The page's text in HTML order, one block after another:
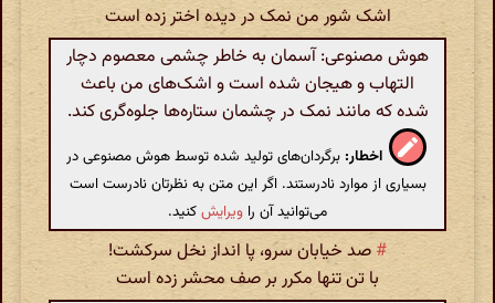
اشک شور من نمک در دیده اختر زده است
هوش مصنوعی: آسمان به خاطر چشمی معصوم دچار
التهاب و هیجان شده است و اشک‌های من باعث
شده که مانند نمک در چشمان ستاره‌ها جلوه‌گری کند.
اخطار: برگردان‌های تولید شده توسط هوش مصنوعی در
بسیاری از موارد نادرستند. اگر این متن به نظرتان نادرست است
می‌توانید آن را ویرایشکنید.
# صد خیابان سرو، پا انداز نخل سرکشت!
با تن تنها مکرر بر صف محشر زده است